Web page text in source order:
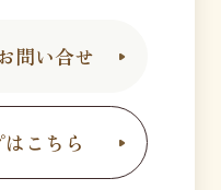
問い合せ
こちら